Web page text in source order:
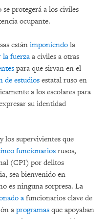
protegerá a los civiles
ocupante.
están imponiendo la
la fuerza a civiles a otras
para que sirvan en el
de estudios estatal ruso en
a los escolares para
su identidad
los supervivientes que
funcionarios rusos,
(CPI) por delitos
sea bienvenido en
es ninguna sorpresa. La
a funcionarios clave de
a programas que apoyaban